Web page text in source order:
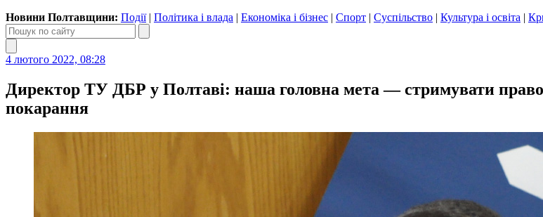
Новини Полтавщини: Події| Політика і влада | Економіка і бізнес | Спорт | Суспільство | Культура і освіта |
4 лютого 2022, 08:28
Директор ТУ ДБР у Полтаві: наша головна мета — стримувати
покарання